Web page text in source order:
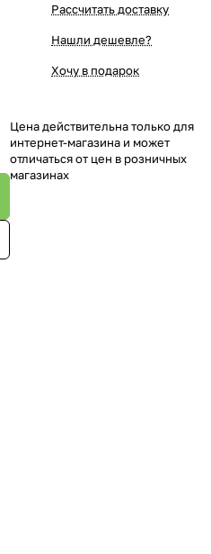
Рассчитать доставку
Нашли дешевле?
Хочу в подарок
Цена действительна только для
интернет-магазина и может
отличаться от цен в розничных
магазинах